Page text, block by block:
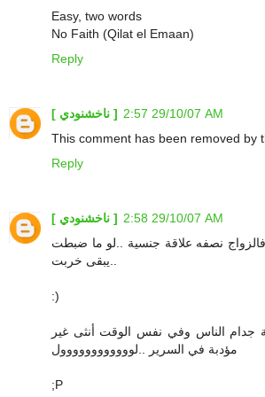
Easy, two words
No Faith (Qilat el Emaan)
Reply
[ ناخشنودي ]
29/10/07 2:57 AM
This comment has been removed by
Reply
[ ناخشنودي ]
29/10/07 2:58 AM
نصفه علاقة جنسية ..لو ما ضبطت
..يبقى خربت
:)
جدام الناس وفي نفس الوقت أنثى غير
مؤدبة في السرير ..لوووووووووووول
;P